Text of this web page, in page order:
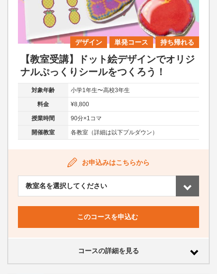
デザイン 単発コース 持ち帰れる
【教室受講】ドット絵デザインでオリジ
ナルぷっくりシールをつくろう！
対象年齢 小学1年生〜高校3年生
料金 ¥8,800
授業時間 90分×1コマ
開催教室 各教室（詳細は以下プルダウン）
お申込みはこちらから
このコースを申込む
コースの詳細を見る